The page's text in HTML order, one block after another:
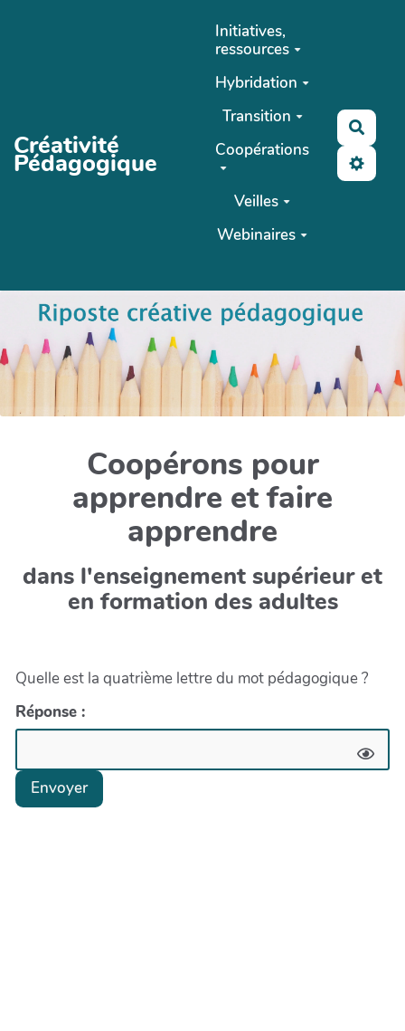
Créativité
Pédagogique
Initiatives,
ressources
Hybridation
Transition
Coopérations
Veilles
Webinaires
Coopérons pour
apprendre et faire
apprendre
dans l'enseignement supérieur et
en formation des adultes
Quelle est la quatrième lettre du mot pédagogique ?
Réponse :
Envoyer